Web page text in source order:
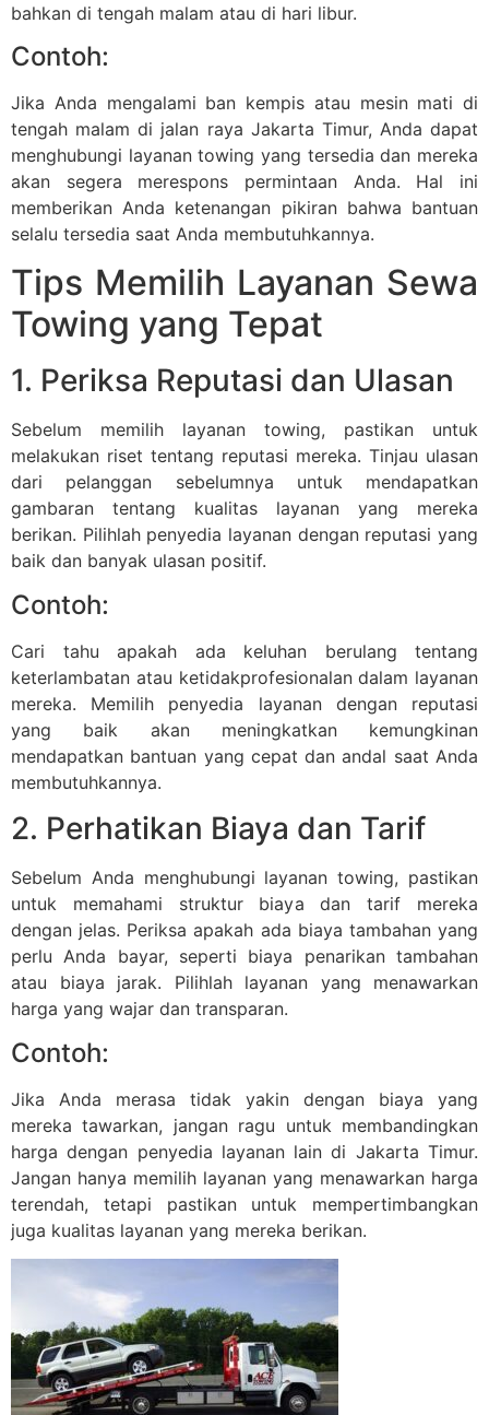
bahkan di tengah malam atau di hari libur.
Contoh:
Jika Anda mengalami ban kempis atau mesin mati di
tengah malam di jalan raya Jakarta Timur, Anda dapat
menghubungi layanan towing yang tersedia dan mereka
akan segera merespons permintaan Anda. Hal ini
memberikan Anda ketenangan pikiran bahwa bantuan
selalu tersedia saat Anda membutuhkannya.
Tips Memilih Layanan Sewa
Towing yang Tepat
1. Periksa Reputasi dan Ulasan
Sebelum memilih layanan towing, pastikan untuk
melakukan riset tentang reputasi mereka. Tinjau ulasan
dari pelanggan sebelumnya untuk mendapatkan
gambaran tentang kualitas layanan yang mereka
berikan. Pilihlah penyedia layanan dengan reputasi yang
baik dan banyak ulasan positif.
Contoh:
Cari tahu apakah ada keluhan berulang tentang
keterlambatan atau ketidakprofesionalan dalam layanan
mereka. Memilih penyedia layanan dengan reputasi
yang baik akan meningkatkan kemungkinan
mendapatkan bantuan yang cepat dan andal saat Anda
membutuhkannya.
2. Perhatikan Biaya dan Tarif
Sebelum Anda menghubungi layanan towing, pastikan
untuk memahami struktur biaya dan tarif mereka
dengan jelas. Periksa apakah ada biaya tambahan yang
perlu Anda bayar, seperti biaya penarikan tambahan
atau biaya jarak. Pilihlah layanan yang menawarkan
harga yang wajar dan transparan.
Contoh:
Jika Anda merasa tidak yakin dengan biaya yang
mereka tawarkan, jangan ragu untuk membandingkan
harga dengan penyedia layanan lain di Jakarta Timur.
Jangan hanya memilih layanan yang menawarkan harga
terendah, tetapi pastikan untuk mempertimbangkan
juga kualitas layanan yang mereka berikan.